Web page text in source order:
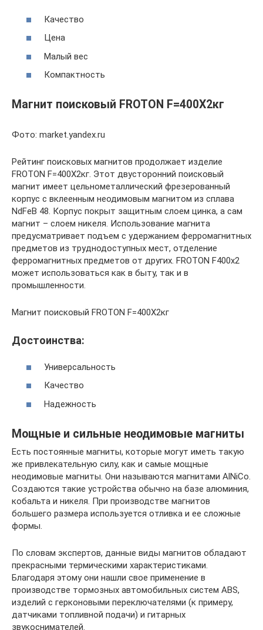
Качество
Цена
Малый вес
Компактность
Магнит поисковый FROTON F=400X2кг
Фото: market.yandex.ru
Рейтинг поисковых магнитов продолжает изделие
FROTON F=400X2кг. Этот двусторонний поисковый
магнит имеет цельнометаллический фрезерованный
корпус с вклеенным неодимовым магнитом из сплава
NdFeB 48. Корпус покрыт защитным слоем цинка, а сам
магнит – слоем никеля. Использование магнита
предусматривает подъем с удержанием ферромагнитных
предметов из труднодоступных мест, отделение
ферромагнитных предметов от других. FROTON F400x2
может использоваться как в быту, так и в
промышленности.
Магнит поисковый FROTON F=400X2кг
Достоинства:
Универсальность
Качество
Надежность
Мощные и сильные неодимовые магниты
Есть постоянные магниты, которые могут иметь такую
же привлекательную силу, как и самые мощные
неодимовые магниты. Они называются магнитами AlNiCo.
Создаются такие устройства обычно на базе алюминия,
кобальта и никеля. При производстве магнитов
большего размера используется отливка и ее сложные
формы.
По словам экспертов, данные виды магнитов обладают
прекрасными термическими характеристиками.
Благодаря этому они нашли свое применение в
производстве тормозных автомобильных систем ABS,
изделий с герконовыми переключателями (к примеру,
датчиками топливной подачи) и гитарных
звукоснимателей.